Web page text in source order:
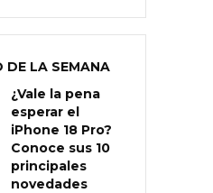
DE LA SEMANA
¿Vale la pena
esperar el
iPhone 18 Pro?
Conoce sus 10
principales
novedades